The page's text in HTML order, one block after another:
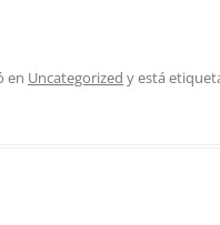
en Uncategorized y está